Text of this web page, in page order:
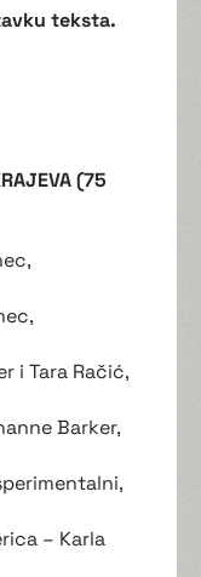
teksta.
(75
i Tara Račić,
Barker,
– Karla